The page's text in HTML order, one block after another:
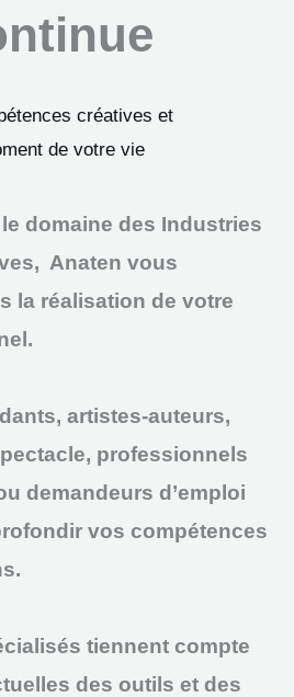
créatives et
de votre vie
domaine des Industries
Anaten vous
la réalisation de votre
artistes-auteurs,
professionnels
demandeurs d’emploi
vos compétences
tiennent compte
des outils et des